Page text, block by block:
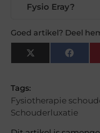
Fysio Eray?
Goed artikel? Deel
X
(Twitter)
Tags:
Fysiotherapie
Schouderluxatie